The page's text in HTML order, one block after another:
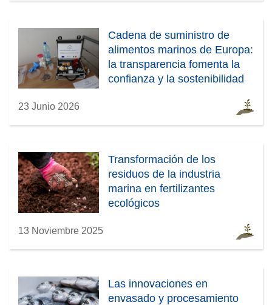
Cadena de suministro de
alimentos marinos de Europa:
la transparencia fomenta la
confianza y la sostenibilidad
23 Junio 2026
Transformación de los
residuos de la industria
marina en fertilizantes
ecológicos
13 Noviembre 2025
Las innovaciones en
envasado y procesamiento